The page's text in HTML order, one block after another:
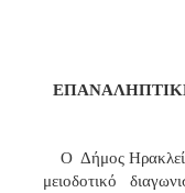
ΗΡΑΚΛΕΙΟ
Ο Δήμος
μειοδοτικό